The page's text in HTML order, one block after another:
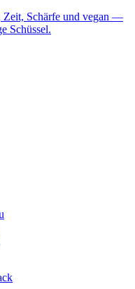
Zeit, Schärfe und vegan —
Schüssel.